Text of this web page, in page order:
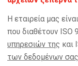
Η εταιρεία μας
που διαθέτουν ISO
υπηρεσιών της και
των δεδομένων